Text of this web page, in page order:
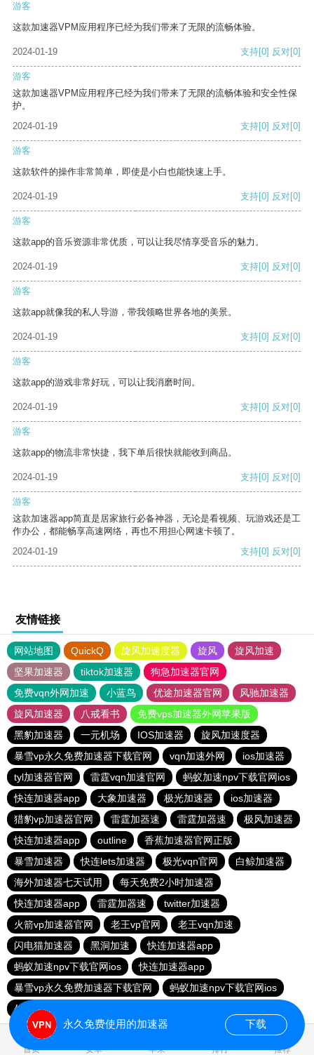
游客
这款加速器VPM应用程序已经为我们带来了无限的流畅体验。
2024-01-19 支持[0] 反对[0]
游客
这款加速器VPM应用程序已经为我们带来了无限的流畅体验和安全性保
护。
2024-01-19
支持[0] 反对[0]
游客
这款软件的操作非常简单，即使是小白也能快速上手。
2024-01-19 支持[0] 反对[0]
游客
这款app的音乐资源非常优质，可以让我尽情享受音乐的魅力。
2024-01-19 支持[0] 反对[0]
游客
这款app就像我的私人导游，带我领略世界各地的美景。
2024-01-19 支持[0] 反对[0]
游客
这款app的游戏非常好玩，可以让我消磨时间。
2024-01-19 支持[0] 反对[0]
游客
这款app的物流非常快捷，我下单后很快就能收到商品。
2024-01-19 支持[0] 反对[0]
游客
这款加速器app简直是居家旅行必备神器，无论是看视频、玩游戏还是工
作办公，都能畅享高速网络，再也不用担心网速卡顿了。
2024-01-19
支持[0] 反对[0]
友情链接
网站地图 QuickQ 旋风加速度器 旋风
旋风加速
坚果加速器
tiktok加速器
狗急加速器官网
免费vqn外网加速
小蓝鸟 优途加速器官网
风驰加速器
旋风加速器
八戒看书
免费vps加速器外网苹果版
黑豹加速器
一元机场 IOS加速器
旋风加速度器
暴雪vp永久免费加速器下载官网
vqn加速外网
ios加速器
tyl加速器官网
雷霆vqn加速官网
蚂蚁加速npv下载官网ios
快连加速器app
大象加速器 极光加速器
ios加速器
猎豹vp加速器官网
雷霆加器速 雷霆加器速
极风加速器
快连加速器app
outline
香蕉加速器官网正版
暴雪加速器
快连lets加速器 极光vqn官网
白鲸加速器
海外加速器七天试用
每天免费2小时加速器
快连加速器app
雷霆加器速
twitter加速器
火箭vp加速器官网
老王vp官网
老王vqn加速
闪电猫加速器
黑洞加速
快连加速器app
蚂蚁加速npv下载官网ios
快连加速器app
暴雪vp永久免费加速器下载官网
蚂蚁加速npv下载官网ios
外网加速免费软件
首页 安卓 苹果 排行 推荐
永久免费使用的加速器 下载
1.077721s